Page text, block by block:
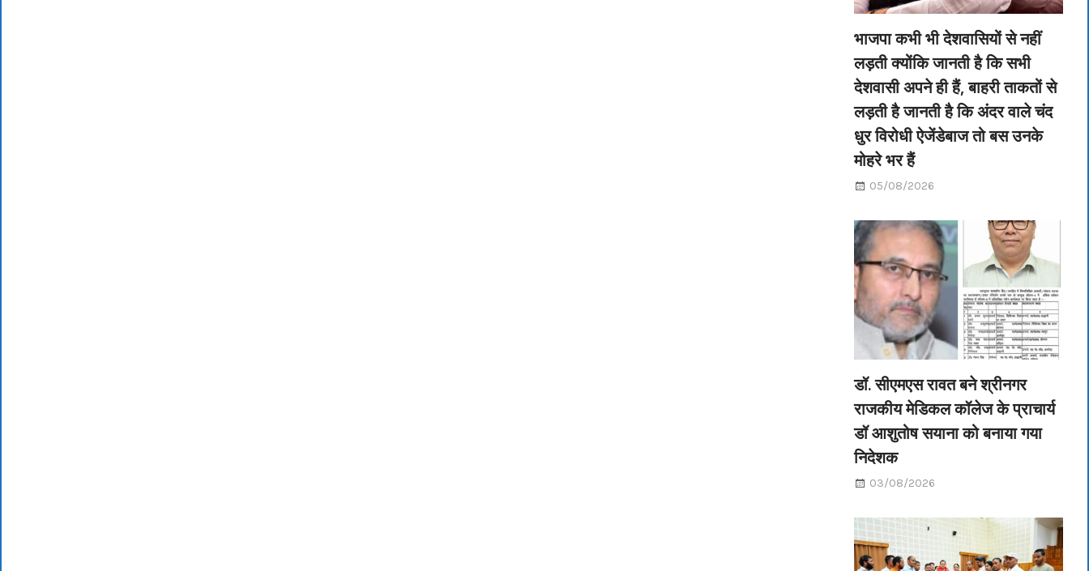
भाजपा कभी भी देशवासियों से नहीं
लड़ती क्योंकि जानती है कि सभी
देशवासी अपने ही हैं, बाहरी ताकतों से
लड़ती है जानती है कि अंदर वाले चंद
धुर विरोधी ऐजेंडेबाज तो बस उनके
मोहरे भर हैं
05/08/2026
डॉ. सीएमएस रावत बने श्रीनगर
राजकीय मेडिकल कॉलेज के प्राचार्य
डॉ आशुतोष सयाना को बनाया गया
निदेशक
03/08/2026